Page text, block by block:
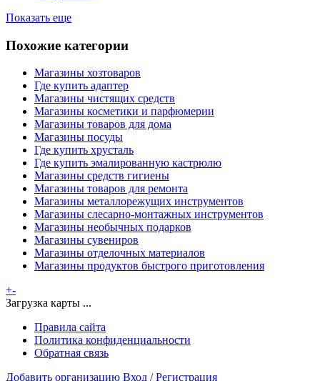
Показать еще
Похожие категории
Магазины хозтоваров
Где купить адаптер
Магазины чистящих средств
Магазины косметики и парфюмерии
Магазины товаров для дома
Магазины посуды
Где купить хрусталь
Где купить эмалированную кастрюлю
Магазины средств гигиены
Магазины товаров для ремонта
Магазины металлорежущих инструментов
Магазины слесарно-монтажных инструментов
Магазины необычных подарков
Магазины сувениров
Магазины отделочных материалов
Магазины продуктов быстрого приготовления
+-
Загрузка карты ...
Правила сайта
Политика конфиденциальности
Обратная связь
Добавить организацию Вход / Регистрация